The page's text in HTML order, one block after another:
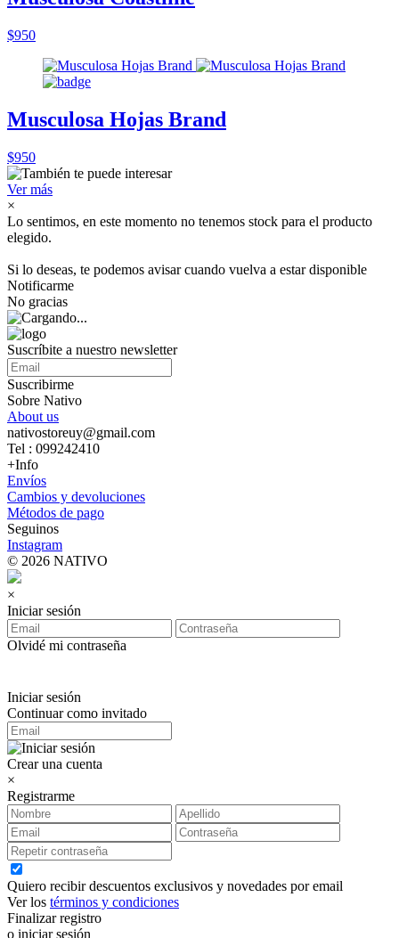
$950
Musculosa Hojas Brand
$950
Ver más
×
Lo sentimos, en este momento no tenemos stock para el producto
elegido.
Si lo deseas, te podemos avisar cuando vuelva a estar disponible
Notificarme
No gracias
Suscríbite a nuestro newsletter
Suscribirme
Sobre Nativo
About us
nativostoreuy@gmail.com
Tel : 099242410
+Info
Envíos
Cambios y devoluciones
Métodos de pago
Seguinos
Instagram
© 2026 NATIVO
×
Iniciar sesión
Olvidé mi contraseña
Iniciar sesión
Continuar como invitado
Crear una cuenta
×
Registrarme
Quiero recibir descuentos exclusivos y novedades por email
Ver los términos y condiciones
Finalizar registro
o iniciar sesión